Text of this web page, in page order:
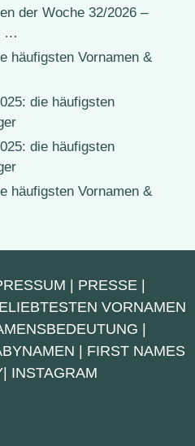
der Woche 32/2026 –
…
häufigsten Vornamen &
die häufigsten
die häufigsten
häufigsten Vornamen &
PRESSE
VORNAMEN
FIRST NAMES
| INSTAGRAM